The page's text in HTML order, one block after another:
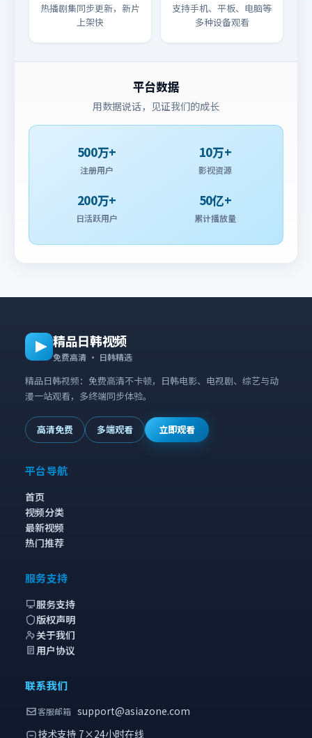
热播剧集同步更新，新片
上架快
支持手机、平板、电脑等
多种设备观看
平台数据
用数据说话，见证我们的成长
500万+
注册用户
10万+
影视资源
200万+
日活跃用户
50亿+
累计播放量
精品日韩视频
免费高清 · 日韩精选
精品日韩视频：免费高清不卡顿，日韩电影、电视剧、综艺与动
漫一站观看，多终端同步体验。
高清免费 多端观看 立即观看
平台导航
首页
视频分类
最新视频
热门推荐
服务支持
服务支持
版权声明
关于我们
用户协议
联系我们
客服邮箱 support@asiazone.com
技术支持 7×24小时在线